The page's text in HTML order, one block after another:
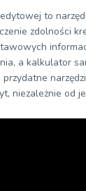
to
zdolności
a kalkulator
niezależnie od